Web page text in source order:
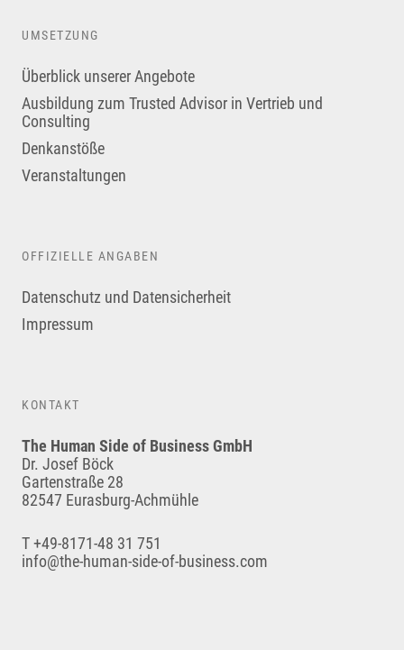
UMSETZUNG
Überblick unserer Angebote
Ausbildung zum Trusted Advisor in Vertrieb und
Consulting
Denkanstöße
Veranstaltungen
OFFIZIELLE ANGABEN
Datenschutz und Datensicherheit
Impressum
KONTAKT
The Human Side of Business GmbH
Dr. Josef Böck
Gartenstraße 28
82547 Eurasburg-Achmühle
T +49-8171-48 31 751
info@the-human-side-of-business.com